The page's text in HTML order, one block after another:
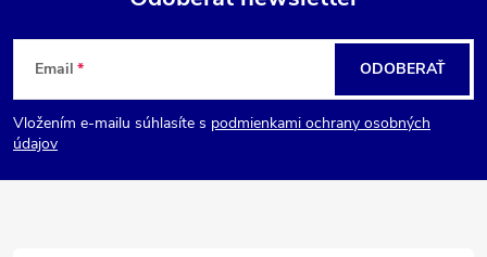
Z
á
p
Email
Vložením e-mailu súhlasíte s podmienkami ochrany osobných
údajov
ODOBERAŤ